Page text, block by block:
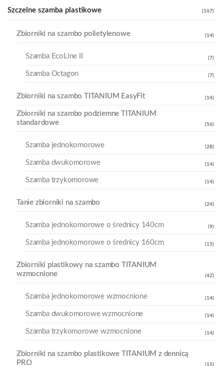
Szczelne szamba plastikowe (167)
Zbiorniki na szambo polietylenowe (14)
Szamba EcoLine II (7)
Szamba Octagon (7)
Zbiorniki na szambo TITANIUM EasyFit (14)
Zbiorniki na szambo podziemne TITANIUM
standardowe
(56)
Szamba jednokomorowe (28)
Szamba dwukomorowe (14)
Szamba trzykomorowe (14)
Tanie zbiorniki na szambo (24)
Szamba jednokomorowe o średnicy 140cm (9)
Szamba jednokomorowe o średnicy 160cm (15)
Zbiorniki plastikowy na szambo TITANIUM
wzmocnione
(42)
Szamba jednokomorowe wzmocnione (14)
Szamba dwukomorowe wzmocnione (14)
Szamba trzykomorowe wzmocnione (14)
Zbiorniki na szambo plastikowe TITANIUM z dennicą
PRO
(15)